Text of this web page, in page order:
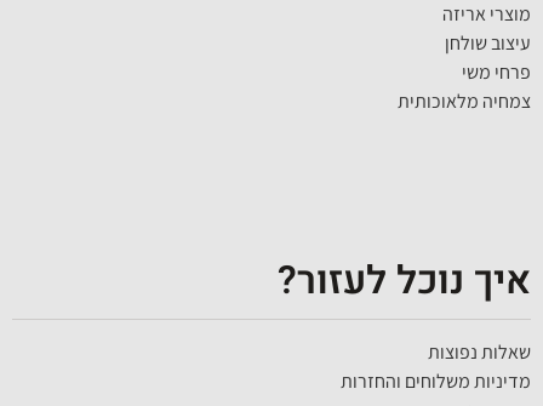
מוצרי אריזה
עיצוב שולחן
פרחי משי
צמחיה מלאוכותית
איך נוכל לעזור?
שאלות נפוצות
מדיניות משלוחים והחזרות